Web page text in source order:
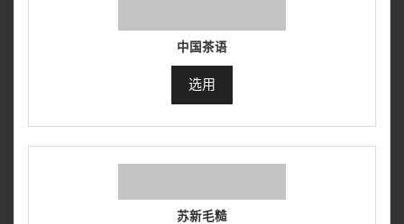
中国茶语
选用
苏新毛糙